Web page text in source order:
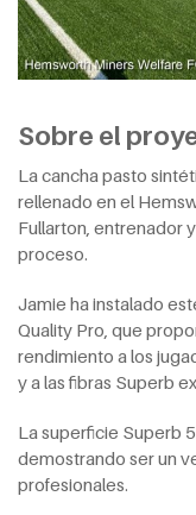
Sobre el
La cancha pasto
rellenado en el
Fullarton, entrenador
proceso.
Jamie ha instalado
Quality Pro, que
rendimiento a los
y a las fibras Superb
La superficie Superb
demostrando ser un
profesionales.